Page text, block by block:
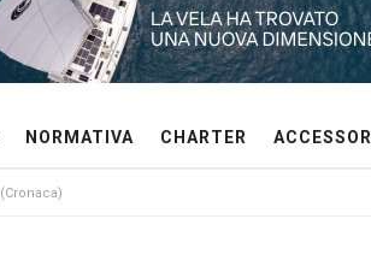
NORMATIVA CHARTER ACCESSORI
(Cronaca)